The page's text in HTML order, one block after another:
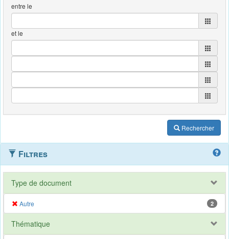
entre le
et le
Rechercher
Filtres
Type de document
Autre 2
Thématique